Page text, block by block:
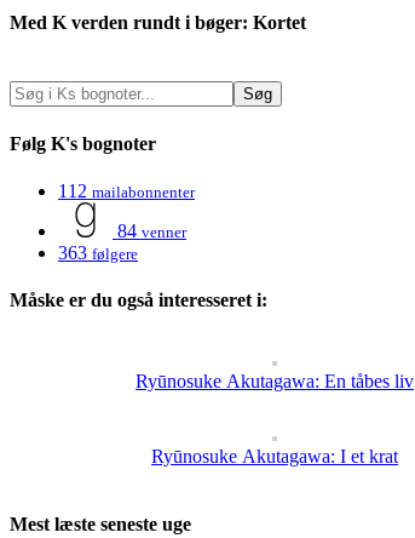
Med K verden rundt i bøger: Kortet
Følg K's bognoter
112 mailabonnenter
84 venner
363 følgere
Måske er du også interesseret i:
Ryūnosuke Akutagawa: En tåbes liv
Ryūnosuke Akutagawa: I et krat
Mest læste seneste uge